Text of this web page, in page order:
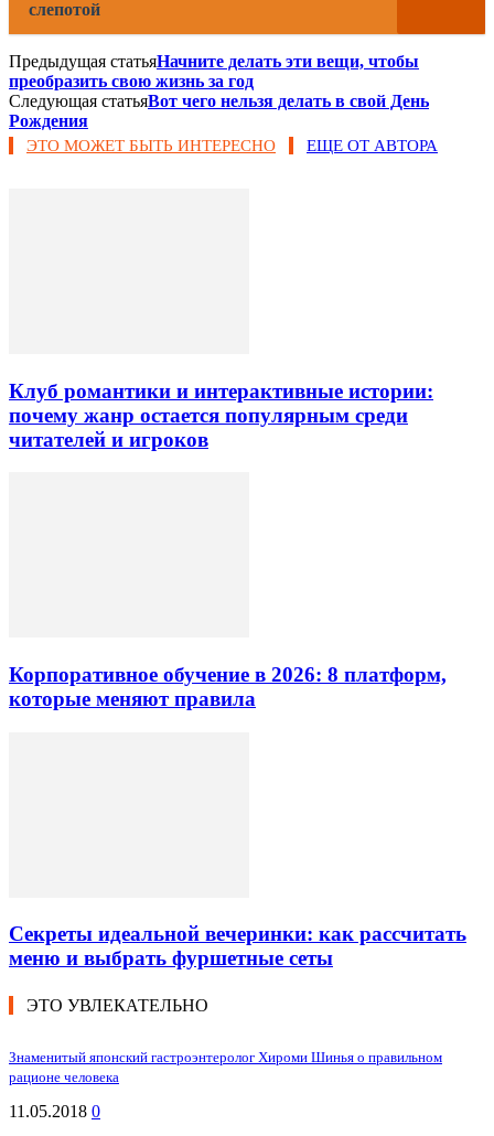
слепотой
Предыдущая статьяНачните делать эти вещи, чтобы
преобразить свою жизнь за год
Следующая статьяВот чего нельзя делать в свой День
Рождения
ЭТО МОЖЕТ БЫТЬ ИНТЕРЕСНО ЕЩЕ ОТ АВТОРА
Клуб романтики и интерактивные истории:
почему жанр остается популярным среди
читателей и игроков
Корпоративное обучение в 2026: 8 платформ,
которые меняют правила
Секреты идеальной вечеринки: как рассчитать
меню и выбрать фуршетные сеты
ЭТО УВЛЕКАТЕЛЬНО
Знаменитый японский гастроэнтеролог Хироми Шинья о правильном
рационе человека
11.05.2018 0